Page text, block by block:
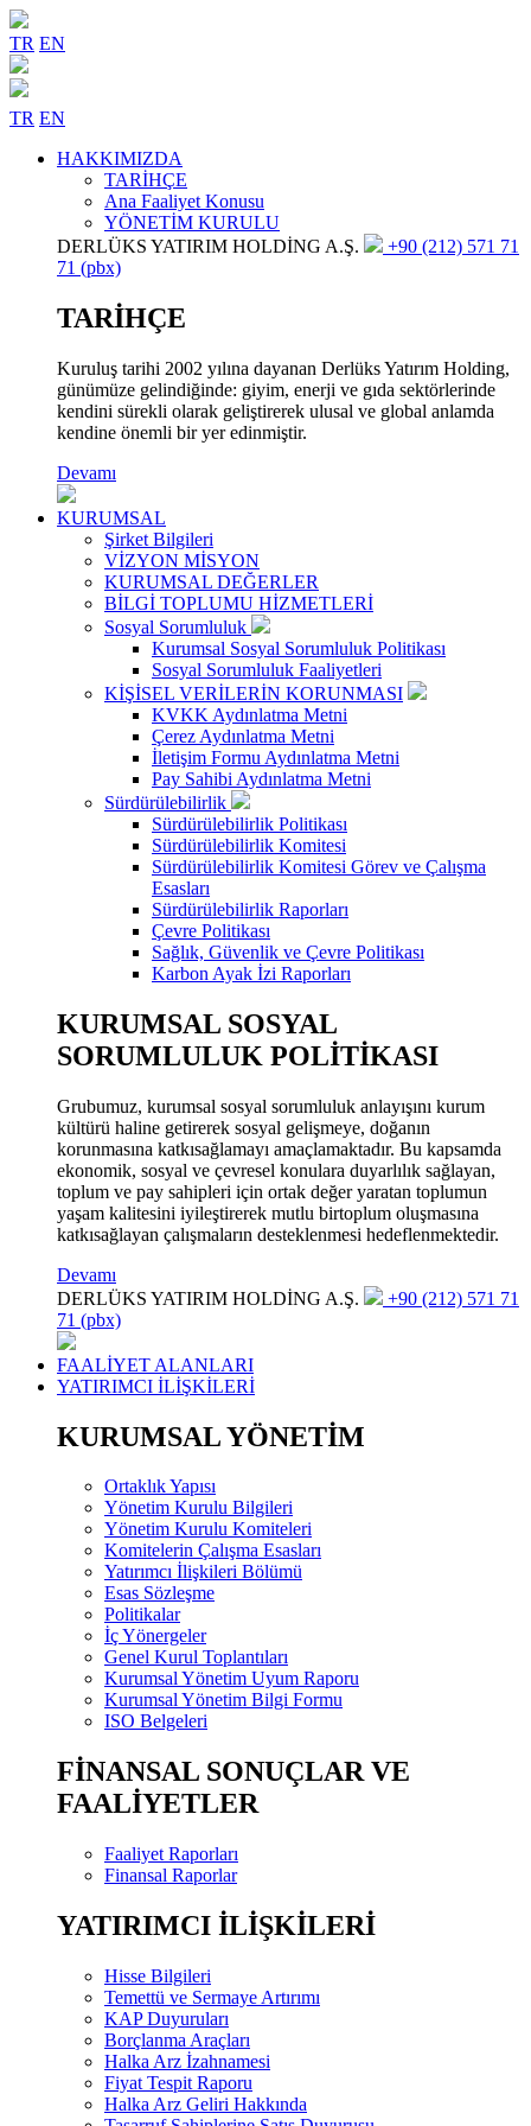
TR EN
TR EN
HAKKIMIZDA
TARİHÇE
Ana Faaliyet Konusu
YÖNETİM KURULU
DERLÜKS YATIRIM HOLDİNG A.Ş.
+90 (212) 571 71
71 (pbx)
TARİHÇE
Kuruluş tarihi 2002 yılına dayanan Derlüks Yatırım Holding,
günümüze gelindiğinde: giyim, enerji ve gıda sektörlerinde
kendini sürekli olarak geliştirerek ulusal ve global anlamda
kendine önemli bir yer edinmiştir.
Devamı
KURUMSAL
Şirket Bilgileri
VİZYON MİSYON
KURUMSAL DEĞERLER
BİLGİ TOPLUMU HİZMETLERİ
Sosyal Sorumluluk
Kurumsal Sosyal Sorumluluk Politikası
Sosyal Sorumluluk Faaliyetleri
KİŞİSEL VERİLERİN KORUNMASI
KVKK Aydınlatma Metni
Çerez Aydınlatma Metni
İletişim Formu Aydınlatma Metni
Pay Sahibi Aydınlatma Metni
Sürdürülebilirlik
Sürdürülebilirlik Politikası
Sürdürülebilirlik Komitesi
Sürdürülebilirlik Komitesi Görev ve Çalışma
Esasları
Sürdürülebilirlik Raporları
Çevre Politikası
Sağlık, Güvenlik ve Çevre Politikası
Karbon Ayak İzi Raporları
KURUMSAL SOSYAL
SORUMLULUK POLİTİKASI
Grubumuz, kurumsal sosyal sorumluluk anlayışını kurum
kültürü haline getirerek sosyal gelişmeye, doğanın
korunmasına katkısağlamayı amaçlamaktadır. Bu kapsamda
ekonomik, sosyal ve çevresel konulara duyarlılık sağlayan,
toplum ve pay sahipleri için ortak değer yaratan toplumun
yaşam kalitesini iyileştirerek mutlu birtoplum oluşmasına
katkısağlayan çalışmaların desteklenmesi hedeflenmektedir.
Devamı
DERLÜKS YATIRIM HOLDİNG A.Ş.
+90 (212) 571 71
71 (pbx)
FAALİYET ALANLARI
YATIRIMCI İLİŞKİLERİ
KURUMSAL YÖNETİM
Ortaklık Yapısı
Yönetim Kurulu Bilgileri
Yönetim Kurulu Komiteleri
Komitelerin Çalışma Esasları
Yatırımcı İlişkileri Bölümü
Esas Sözleşme
Politikalar
İç Yönergeler
Genel Kurul Toplantıları
Kurumsal Yönetim Uyum Raporu
Kurumsal Yönetim Bilgi Formu
ISO Belgeleri
FİNANSAL SONUÇLAR VE
FAALİYETLER
Faaliyet Raporları
Finansal Raporlar
YATIRIMCI İLİŞKİLERİ
Hisse Bilgileri
Temettü ve Sermaye Artırımı
KAP Duyuruları
Borçlanma Araçları
Halka Arz İzahnamesi
Fiyat Tespit Raporu
Halka Arz Geliri Hakkında